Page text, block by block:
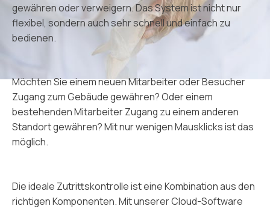
gewähren oder verweigern. Das System ist nicht nur
flexibel, sondern auch sehr schnell und einfach zu
bedienen.
Möchten Sie einem neuen Mitarbeiter oder Besucher
Zugang zum Gebäude gewähren? Oder einem
bestehenden Mitarbeiter Zugang zu einem anderen
Standort gewähren? Mit nur wenigen Mausklicks ist das
möglich.
Die ideale Zutrittskontrolle ist eine Kombination aus den
richtigen Komponenten. Mit unserer Cloud-Software